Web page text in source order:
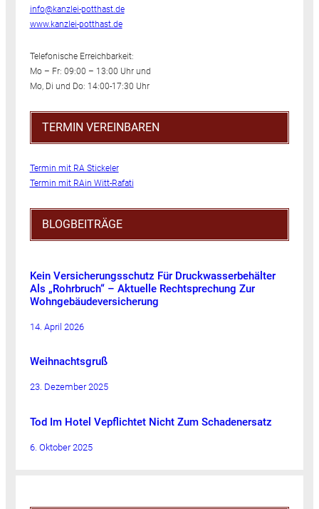
info@kanzlei-potthast.de
www.kanzlei-potthast.de
Telefonische Erreichbarkeit:
Mo – Fr: 09:00 – 13:00 Uhr und
Mo, Di und Do: 14:00-17:30 Uhr
TERMIN VEREINBAREN
Termin mit RA Stickeler
Termin mit RAin Witt-Rafati
BLOGBEITRÄGE
Kein Versicherungsschutz Für Druckwasserbehälter
Als „Rohrbruch“ – Aktuelle Rechtsprechung Zur
Wohngebäudeversicherung
14. April 2026
Weihnachtsgruß
23. Dezember 2025
Tod Im Hotel Vepflichtet Nicht Zum Schadenersatz
6. Oktober 2025